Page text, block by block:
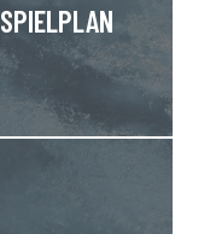
SPIELPLAN